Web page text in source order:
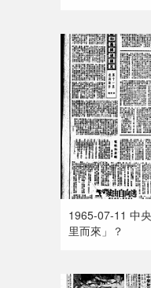
1965-07-11 中
里而來」？